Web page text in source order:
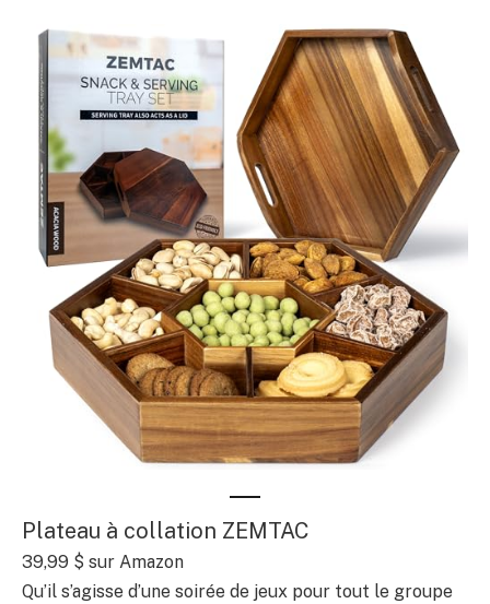
Plateau à collation ZEMTAC
39,99 $ sur Amazon
Qu’il s’agisse d’une soirée de jeux pour tout le groupe